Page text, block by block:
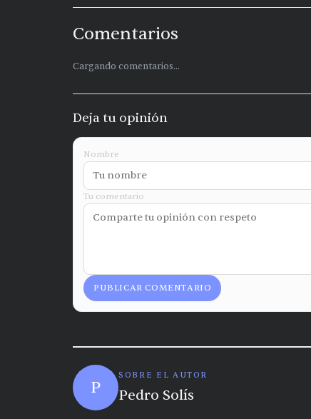
Comentarios
Cargando comentarios...
Deja tu opinión
Nombre
Tu comentario
PUBLICAR COMENTARIO
P
SOBRE EL AUTOR
Pedro Solís